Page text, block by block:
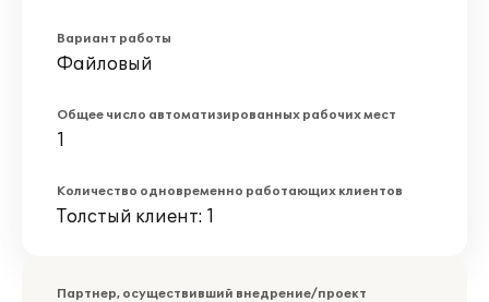
Вариант работы
Файловый
Общее число автоматизированных рабочих мест
1
Количество одновременно работающих клиентов
Толстый клиент: 1
Партнер, осуществивший внедрение/проект